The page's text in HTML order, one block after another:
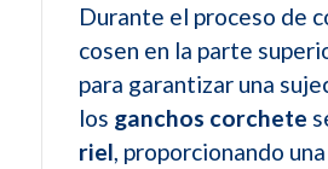
Next
Durante el proceso de
cosen en la parte
para garantizar una
los ganchos corchete
riel, proporcionando